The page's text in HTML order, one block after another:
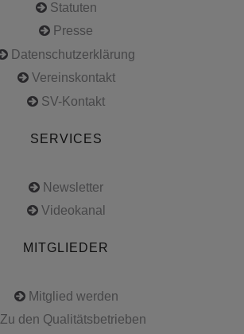
Statuten
Presse
Datenschutzerklärung
Vereinskontakt
SV-Kontakt
SERVICES
Newsletter
Videokanal
MITGLIEDER
Mitglied werden
Zu den Qualitätsbetrieben